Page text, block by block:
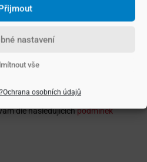
vše
nastavení
Ochrana osobních údajů
dle následujícíchpodmínek